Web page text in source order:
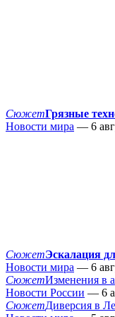
СюжетГрязные
Новости мира — 6
СюжетЭскалация
Новости мира — 6
СюжетИзменения в
Новости России — 6
СюжетДиверсия в